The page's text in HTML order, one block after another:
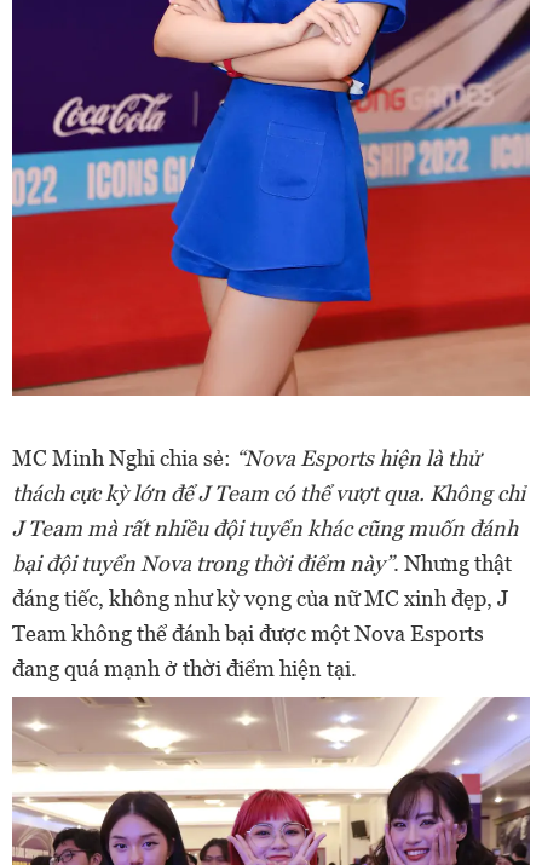
MC Minh Nghi chia sẻ: “Nova Esports hiện là thử
thách cực kỳ lớn để J Team có thể vượt qua. Không chỉ
J Team mà rất nhiều đội tuyển khác cũng muốn đánh
bại đội tuyển Nova trong thời điểm này”. Nhưng thật
đáng tiếc, không như kỳ vọng của nữ MC xinh đẹp, J
Team không thể đánh bại được một Nova Esports
đang quá mạnh ở thời điểm hiện tại.